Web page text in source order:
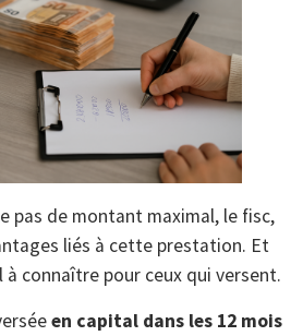
pas de montant maximal, le fisc,
liés à cette prestation. Et
à connaître pour ceux qui versent.
en capital dans les 12 mois